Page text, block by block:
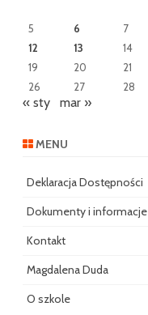
5
6 7
12
13 14
19
20 21
26
27 28
« sty mar »
MENU
Deklaracja Dostępności
Dokumenty i informacje
Kontakt
Magdalena Duda
O szkole